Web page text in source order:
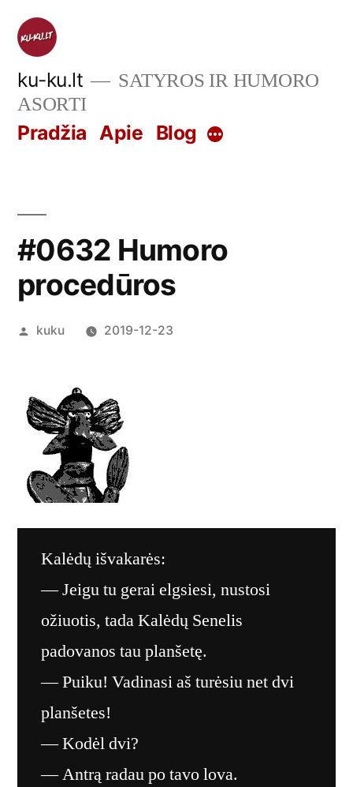
Skip
content
ku-ku.lt
SATYROS IR HUMORO
ASORTI
Pradžia Apie Blog More
#0632 Humoro
procedūros
Posted
kuku 2019-12-23
Kalėdų išvakarės:
— Jeigu tu gerai elgsiesi, nustosi
ožiuotis, tada Kalėdų Senelis
padovanos tau planšetę.
— Puiku! Vadinasi aš turėsiu net dvi
planšetes!
— Kodėl dvi?
— Antrą radau po tavo lova.